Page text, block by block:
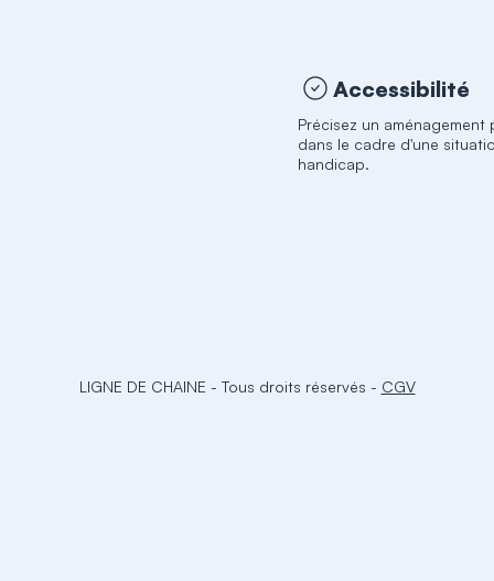
Accessibilité
Précisez un aménagement
dans le cadre d'une
handicap.
LIGNE DE CHAINE - Tous droits réservés - CGV